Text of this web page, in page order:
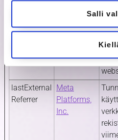
Salli
lastExternal
Referrer
Meta
Platforms,
Inc.